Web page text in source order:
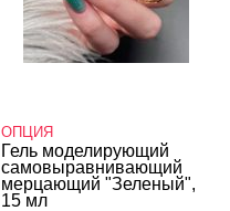
ОПЦИЯ
Гель моделирующий
самовыравнивающий
мерцающий "Зеленый",
15 мл